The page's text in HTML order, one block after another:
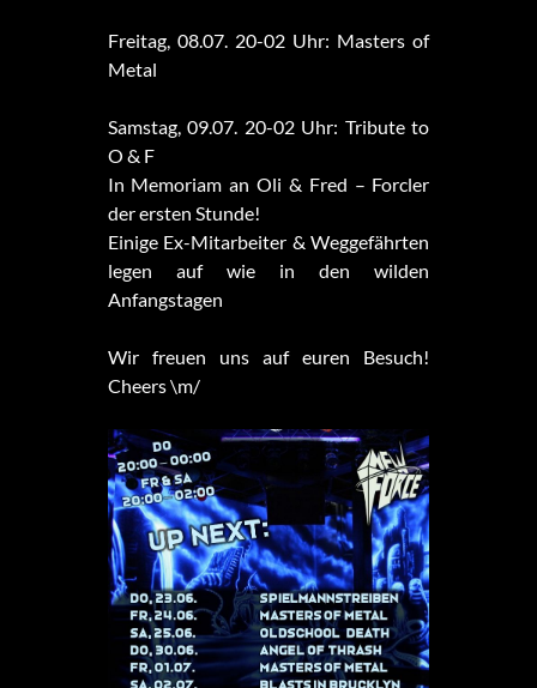
Freitag, 08.07. 20-02 Uhr: Masters of
Metal
Samstag, 09.07. 20-02 Uhr: Tribute to
O & F
In Memoriam an Oli & Fred – Forcler
der ersten Stunde!
Einige Ex-Mitarbeiter & Weggefährten
legen auf wie in den wilden
Anfangstagen
Wir freuen uns auf euren Besuch!
Cheers \m/